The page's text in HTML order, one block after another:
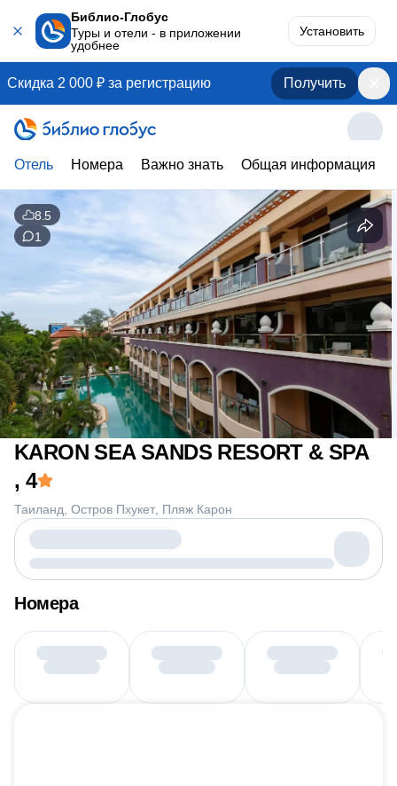
Библио-Глобус
Туры и отели - в приложении
удобнее
Установить
Скидка 2 000 ₽ за регистрацию Получить
Отель Номера Важно знать Общая информация
KARON SEA SANDS RESORT & SPA
, 4
Таиланд Остров Пхукет Пляж Карон
8.5
1
Номера